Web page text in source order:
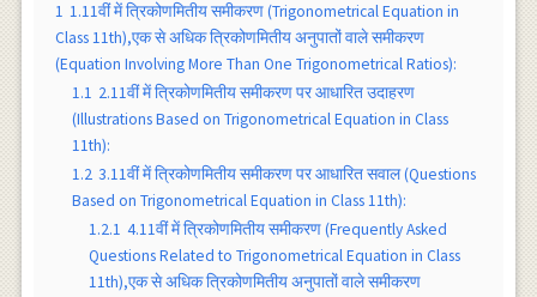
1 1.11वीं में त्रिकोणमितीय समीकरण (Trigonometrical Equation in
Class 11th),एक से अधिक त्रिकोणमितीय अनुपातों वाले समीकरण
(Equation Involving More Than One Trigonometrical Ratios):
1.1 2.11वीं में त्रिकोणमितीय समीकरण पर आधारित उदाहरण
(Illustrations Based on Trigonometrical Equation in Class
11th):
1.2 3.11वीं में त्रिकोणमितीय समीकरण पर आधारित सवाल (Questions
Based on Trigonometrical Equation in Class 11th):
1.2.1 4.11वीं में त्रिकोणमितीय समीकरण (Frequently Asked
Questions Related to Trigonometrical Equation in Class
11th),एक से अधिक त्रिकोणमितीय अनुपातों वाले समीकरण